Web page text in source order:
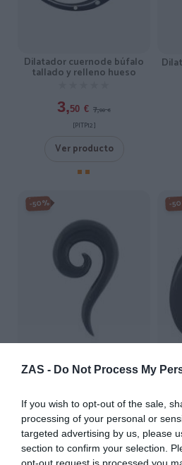
ZAS - Do Not Process My
If you wish to opt-out of the sale,
processing of your personal or
targeted advertising by us, please
section to confirm your selection.
Dilatador cuernode búfalo
tallado y relleno hueso
3,50 € 7,00 €
[PITP12 ]
Ver producto
-50%
Dilatador tallado a mano en
★★★★★
★★★★★
3, 50 € 7,00 €
[PITC42 ]
Ver producto
-